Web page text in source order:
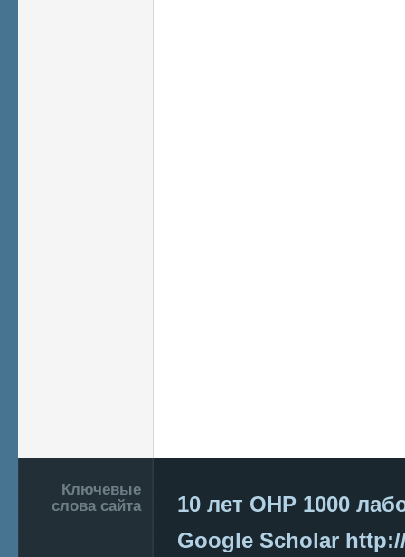
Подвал
Ключевые
слова сайта
10 лет ОНР 1000
Google Scholar